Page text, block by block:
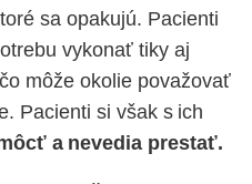
sa opakujú. Pacienti
vykonať tiky aj
môže okolie považovať
Pacienti si však s ich
a nevedia prestať.